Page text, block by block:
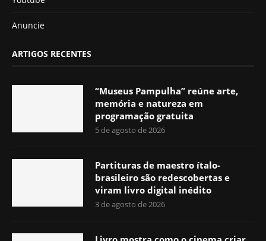
Anuncie
ARTIGOS RECENTES
“Museus Pampulha” reúne arte,
memória e natureza em
programação gratuita
5 de agosto de 2026
Partituras de maestro ítalo-
brasileiro são redescobertas e
viram livro digital inédito
3 de agosto de 2026